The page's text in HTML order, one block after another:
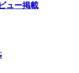
ュー掲載